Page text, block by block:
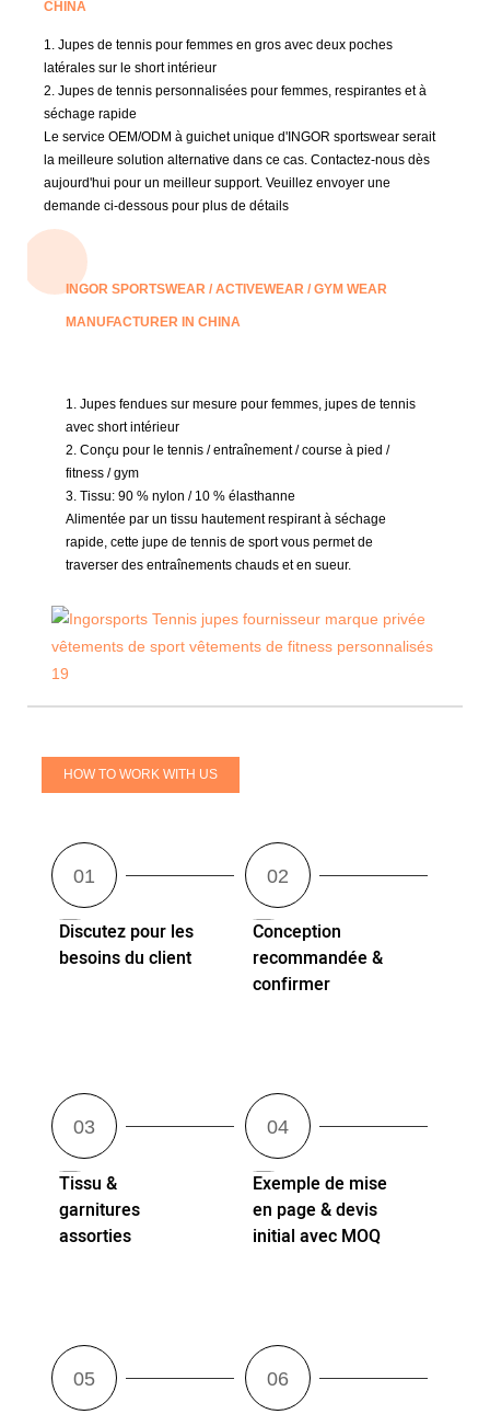
CHINA
1. Jupes de tennis pour femmes en gros avec deux poches
latérales sur le short intérieur
2. Jupes de tennis personnalisées pour femmes, respirantes et à
séchage rapide
Le service OEM/ODM à guichet unique d'INGOR sportswear serait
la meilleure solution alternative dans ce cas. Contactez-nous dès
aujourd'hui pour un meilleur support. Veuillez envoyer une
demande ci-dessous pour plus de détails
INGOR SPORTSWEAR / ACTIVEWEAR / GYM WEAR
MANUFACTURER IN CHINA
1. Jupes fendues sur mesure pour femmes, jupes de tennis
avec short intérieur
2. Conçu pour le tennis / entraînement / course à pied /
fitness / gym
3. Tissu: 90 % nylon / 10 % élasthanne
Alimentée par un tissu hautement respirant à séchage
rapide, cette jupe de tennis de sport vous permet de
traverser des entraînements chauds et en sueur.
HOW TO WORK WITH US
Discutez pour les
besoins du client
Conception
recommandée &
confirmer
Tissu &
garnitures
assorties
Exemple de mise
en page & devis
initial avec MOQ